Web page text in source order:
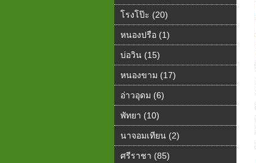
โรงโป๊ะ (20)
หนองปรือ (1)
บ่อวิน (15)
หนองขาม (17)
อ่าวอุดม (6)
พัทยา (10)
นาจอมเทียน (2)
ศรีราชา (85)